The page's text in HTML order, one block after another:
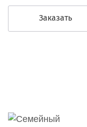
Заказать